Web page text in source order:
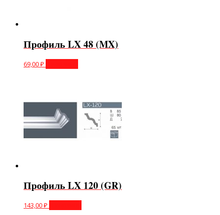
Профиль LX 48 (MX)
69,00₽
Профиль LX 120 (GR)
143,00₽